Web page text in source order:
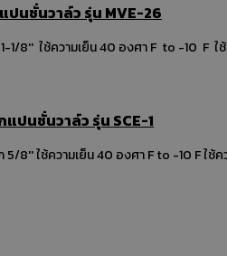
วาล์วเปิด-ปิดด้วยมือหมุน
เกลียวแฟร์ ตาแมวแบบขันเก
เอ็กแปนชั่นวาล์ว รุ่น MVE-26
เอ็กแปนชั่นวาล์ว จาก อเมริกา ใช้น้ำยา R-22 ขนาดทางเข้า 7/8'' ท
เอ็กแปนชั่นวาล์ว รุ่น SCE-1
เอ็กแปนชั่น